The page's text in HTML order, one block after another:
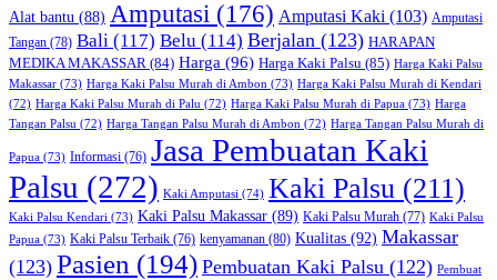
Alat bantu (88) Amputasi (176) Amputasi Kaki (103) Amputasi
Tangan (78) Bali (117) Belu (114) Berjalan (123) HARAPAN
MEDIKA MAKASSAR (84) Harga (96) Harga Kaki Palsu (85) Harga Kaki Palsu
Makassar (73) Harga Kaki Palsu Murah di Ambon (73) Harga Kaki Palsu Murah di Kendari
(72) Harga Kaki Palsu Murah di Palu (72) Harga Kaki Palsu Murah di Papua (73) Harga
Tangan Palsu (72) Harga Tangan Palsu Murah di Ambon (72) Harga Tangan Palsu Murah di
Papua (73) Informasi (76) Jasa Pembuatan Kaki
Palsu (272) Kaki Amputasi (74) Kaki Palsu (211)
Kaki Palsu Kendari (73) Kaki Palsu Makassar (89) Kaki Palsu Murah (77) Kaki Palsu
Papua (73) Kaki Palsu Terbaik (76) kenyamanan (80) Kualitas (92) Makassar
(123) Pasien (194) Pembuatan Kaki Palsu (122) Pembuat